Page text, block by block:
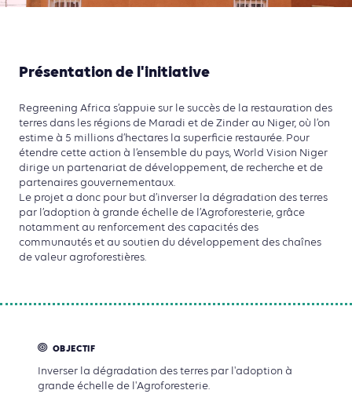
Présentation de l'initiative
Regreening Africa s’appuie sur le succès de la restauration des
terres dans les régions de Maradi et de Zinder au Niger, où l’on
estime à 5 millions d’hectares la superficie restaurée. Pour
étendre cette action à l’ensemble du pays, World Vision Niger
dirige un partenariat de développement, de recherche et de
partenaires gouvernementaux.
Le projet a donc pour but d’inverser la dégradation des terres
par l’adoption à grande échelle de l’Agroforesterie, grâce
notamment au renforcement des capacités des
communautés et au soutien du développement des chaînes
de valeur agroforestières.
OBJECTIF
Inverser la dégradation des terres par l'adoption à
grande échelle de l'Agroforesterie.